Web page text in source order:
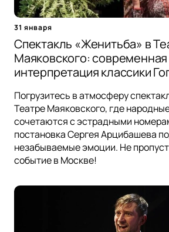
31 января
Спектакль «Женитьба» в
Маяковского: современная
интерпретация классики
Погрузитесь в атмосферу
Театре Маяковского, где
сочетаются с эстрадными
постановка Сергея Арцибашева
незабываемые эмоции. Не
событие в Москве!